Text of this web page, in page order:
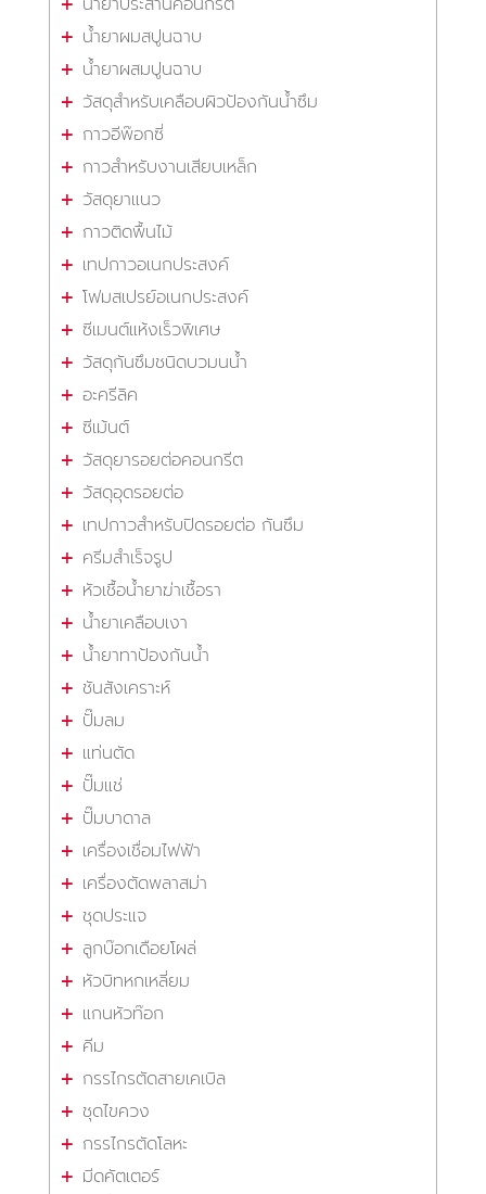
น้ำยาผมสปูนฉาบ
น้ำยาผสมปูนฉาบ
วัสดุสำหรับเคลือบผิวป้องกันน้ำซึม
กาวอีพ๊อกซี่
กาวสำหรับงานเสียบเหล็ก
วัสดุยาแนว
กาวติดพื้นไม้
เทปกาวอเนกประสงค์
โฟมสเปรย์อเนกประสงค์
ซีเมนต์แห้งเร็วพิเศษ
วัสดุกันซึมชนิดบวมนน้ำ
อะครีลิค
ซีเม้นต์
วัสดุยารอยต่อคอนกรีต
วัสดุอุดรอยต่อ
เทปกาวสำหรับปิดรอยต่อ กันซึม
ครีมสำเร็จรูป
หัวเชื้อน้ำยาฆ่าเชื้อรา
น้ำยาเคลือบเงา
น้ำยาทาป้องกันน้ำ
ชันสังเคราะห์
ปั๊มลม
แท่นตัด
ปั๊มแช่
ปั๊มบาดาล
เครื่องเชื่อมไฟฟ้า
เครื่องตัดพลาสม่า
ชุดประแจ
ลูกบ๊อกเดือยโผล่
หัวบิทหกเหลี่ยม
แกนหัวท๊อก
คีม
กรรไกรตัดสายเคเบิล
ชุดไขควง
กรรไกรตัดโลหะ
มีดคัตเตอร์